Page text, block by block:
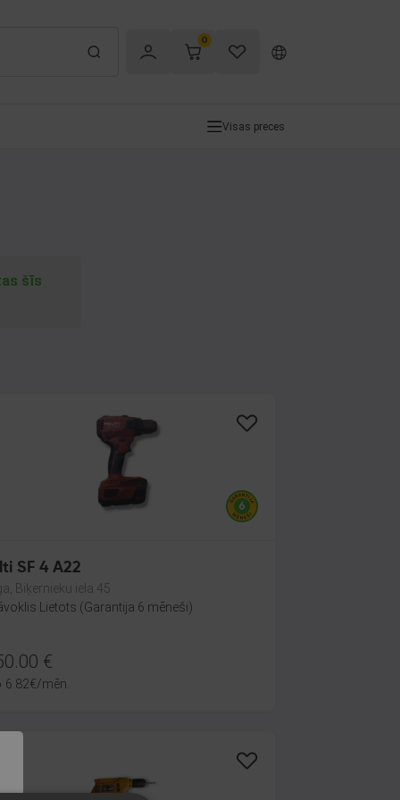
0
Visas preces
šīs
SF 4 A22
Biķernieku iela 45
Lietots (Garantija 6 mēneši)
€
6.82€/mēn.